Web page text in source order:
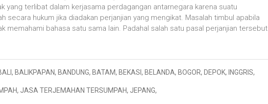
yang terlibat dalam kerjasama perdagangan antarnegara karena suatu
secara hukum jika diadakan perjanjian yang mengikat. Masalah timbul apabila
memahami bahasa satu sama lain. Padahal salah satu pasal perjanjian tersebut
, BALIKPAPAN, BANDUNG, BATAM, BEKASI , BELANDA, BOGOR, DEPOK, INGGRIS,
, JASA TERJEMAHAN TERSUMPAH, JEPANG,